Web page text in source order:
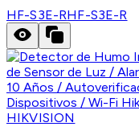
HF-S3E-RHF-S3E-R
HIKVISION